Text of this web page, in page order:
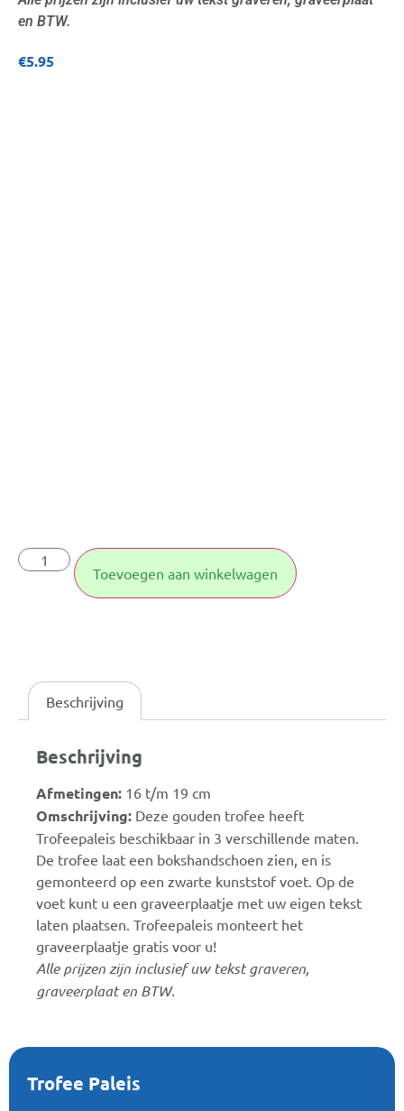
en BTW.
€5.95
Toevoegen aan winkelwagen
Beschrijving
Beschrijving
Afmetingen: 16 t/m 19 cm
Omschrijving: Deze gouden trofee heeft
Trofeepaleis beschikbaar in 3 verschillende maten.
De trofee laat een bokshandschoen zien, en is
gemonteerd op een zwarte kunststof voet. Op de
voet kunt u een graveerplaatje met uw eigen tekst
laten plaatsen. Trofeepaleis monteert het
graveerplaatje gratis voor u!
Alle prijzen zijn inclusief uw tekst graveren,
graveerplaat en BTW.
Trofee Paleis